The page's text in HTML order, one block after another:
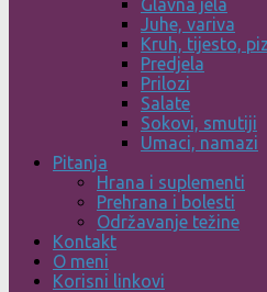
Glavna jela
Juhe, variva
Kruh, tijesto,
Predjela
Prilozi
Salate
Sokovi, smutiji
Umaci, namazi
Pitanja
Hrana i suplementi
Prehrana i bolesti
Održavanje težine
Kontakt
O meni
Korisni linkovi